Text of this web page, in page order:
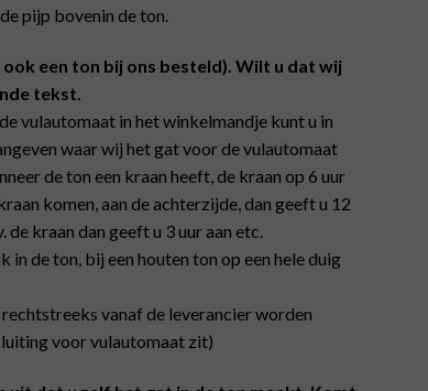
pijp bovenin de ton.
een ton bij ons besteld). Wilt u dat wij
tekst.
vulautomaat in het winkelmandje kunt u in
waar wij het gat voor de vulautomaat
de ton een kraan heeft, de kraan op 6 uur
komen, aan de achterzijde, dan geeft u 12
kraan dan geeft u 3 uur aan etc.
de ton, bij een houten ton op een hele duig
vanaf de leverancier worden
voor vulautomaat zit)